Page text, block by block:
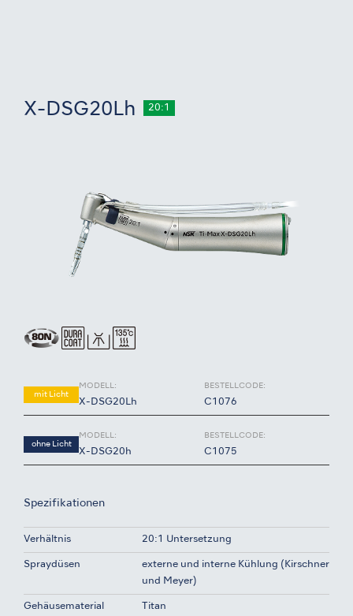
X-DSG20Lh 20:1
mit Licht
MODELL:
X-DSG20Lh
BESTELLCODE:
C1076
ohne Licht
MODELL:
X-DSG20h
BESTELLCODE:
C1075
Spezifikationen
Verhältnis 20:1 Untersetzung
Spraydüsen
externe und interne Kühlung (Kirschner
und Meyer)
Gehäusematerial Titan